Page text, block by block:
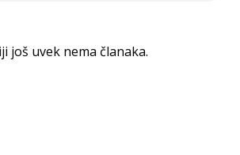
još uvek nema članaka.